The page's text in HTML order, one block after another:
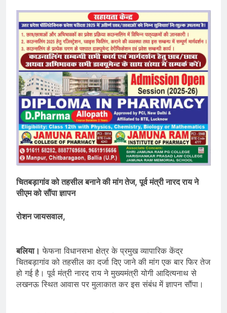
चितबड़ागांव को तहसील बनाने की मांग तेज, पूर्व मंत्री नारद राय ने
सीएम को सौंपा ज्ञापन
रोशन जायसवाल,
बलिया। फेफना विधानसभा क्षेत्र के प्रमुख व्यापारिक केंद्र
चितबड़ागांव को तहसील का दर्जा दिए जाने की मांग एक बार फिर तेज
हो गई है। पूर्व मंत्री नारद राय ने मुख्यमंत्री योगी आदित्यनाथ से
लखनऊ स्थित आवास पर मुलाकात कर इस संबंध में ज्ञापन सौंपा।